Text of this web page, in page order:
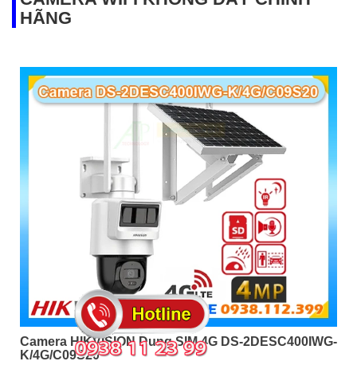
HÃNG
Camera HIKVISION Dung SIM 4G DS-2DESC400IWG-
K/4G/C09S20